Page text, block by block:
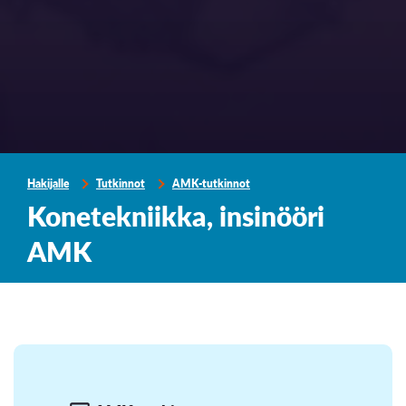
Hakijalle Tutkinnot AMK-tutkinnot
Konetekniikka, insinööri
AMK